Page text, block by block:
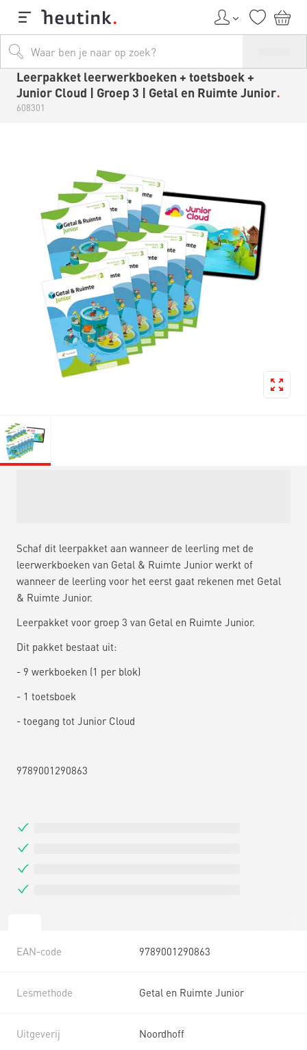
Leerpakket leerwerkboeken + toetsboek +
Junior Cloud | Groep 3 | Getal en Ruimte Junior
608301
Schaf dit leerpakket aan wanneer de leerling met de
leerwerkboeken van Getal & Ruimte Junior werkt of
wanneer de leerling voor het eerst gaat rekenen met Getal
& Ruimte Junior.
Leerpakket voor groep 3 van Getal en Ruimte Junior.
Dit pakket bestaat uit:
- 9 werkboeken (1 per blok)
- 1 toetsboek
- toegang tot Junior Cloud
9789001290863
EAN-code 9789001290863
Lesmethode Getal en Ruimte Junior
Uitgeverij Noordhoff